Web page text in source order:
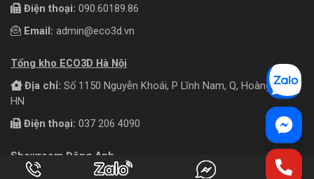
Điện thoại: 090.60189.86
Email: admin@eco3d.vn
Tổng kho ECO3D Hà Nội
Địa chỉ: Số 1150 Nguyễn Khoái, P Lĩnh Nam, Q, Hoàng Mai,
HN
Điện thoại: 037 206 4090
Showroom Đông Anh